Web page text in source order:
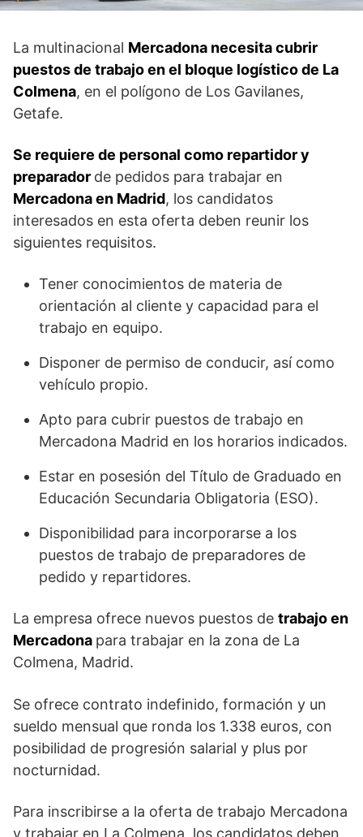
La multinacional Mercadona necesita cubrir
puestos de trabajo en el bloque logístico de La
Colmena, en el polígono de Los Gavilanes,
Getafe.
Se requiere de personal como repartidor y
preparador de pedidos para trabajar en
Mercadona en Madrid, los candidatos
interesados en esta oferta deben reunir los
siguientes requisitos.
Tener conocimientos de materia de
orientación al cliente y capacidad para el
trabajo en equipo.
Disponer de permiso de conducir, así como
vehículo propio.
Apto para cubrir puestos de trabajo en
Mercadona Madrid en los horarios indicados.
Estar en posesión del Título de Graduado en
Educación Secundaria Obligatoria (ESO).
Disponibilidad para incorporarse a los
puestos de trabajo de preparadores de
pedido y repartidores.
La empresa ofrece nuevos puestos de trabajo en
Mercadona para trabajar en la zona de La
Colmena, Madrid.
Se ofrece contrato indefinido, formación y un
sueldo mensual que ronda los 1.338 euros, con
posibilidad de progresión salarial y plus por
nocturnidad.
Para inscribirse a la oferta de trabajo Mercadona